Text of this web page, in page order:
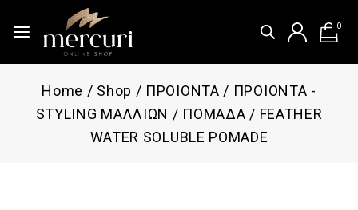
0
Home / Shop / ΠΡΟΙΟΝΤΑ / ΠΡΟΙΟΝΤΑ -
STYLING ΜΑΛΛΙΩΝ / ΠΟΜΑΔΑ / FEATHER
WATER SOLUBLE POMADE